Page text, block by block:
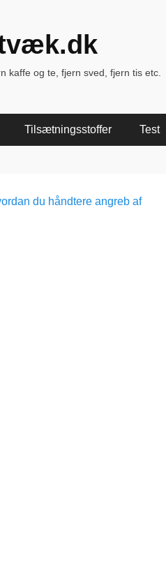
kaffe og te, fjern sved, fjern tis etc.
Tilsætningsstoffer Test
du håndtere angreb af